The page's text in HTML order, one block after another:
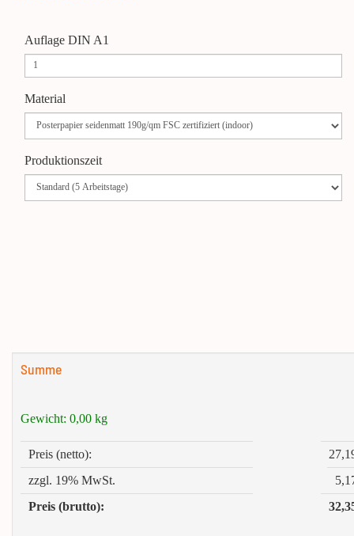
Auflage DIN A1
Material
Produktionszeit
Summe
Gewicht: 0,00 kg
Preis (netto):
zzgl. 19% MwSt.
Preis (brutto):